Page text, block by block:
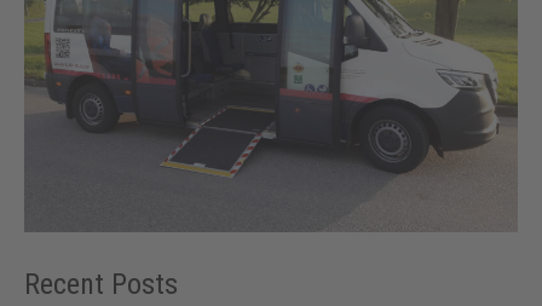
Recent Posts